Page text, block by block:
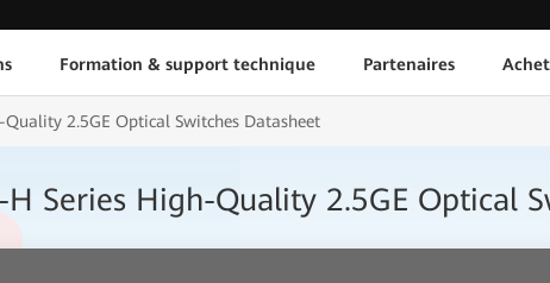
Formation & support technique Partenaires
2.5GE Optical Switches Datasheet
Series High-Quality 2.5GE Optical